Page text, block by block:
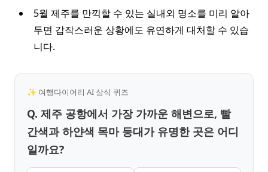
5월 제주를 만끽할 수 있는 실내외 명소를 미리 알아
두면 갑작스러운 상황에도 유연하게 대처할 수 있습
니다.
✨ 여행다이어리 AI 상식 퀴즈
Q. 제주 공항에서 가장 가까운 해변으로, 빨
간색과 하얀색 목마 등대가 유명한 곳은 어디
일까요?